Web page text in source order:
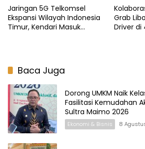
Jaringan 5G Telkomsel
Ekspansi Wilayah Indonesia
Timur, Kendari Masuk
Grab
Driver di
Baca Juga
Dorong UMKM Naik
Fasilitasi Kemudahan
Sultra Maimo 2026
Ekonomi & Bisnis 8